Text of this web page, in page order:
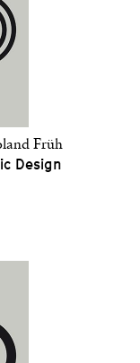
Früh
Design